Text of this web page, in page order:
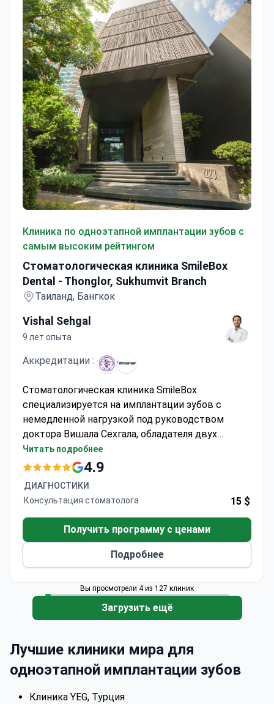
Клиника по одноэтапной имплантации зубов с
самым высоким рейтингом
Стоматологическая клиника SmileBox
Dental - Thonglor, Sukhumvit Branch
Таиланд, Бангкок
Vishal Sehgal
9 лет опыта
Аккредитации :
Стоматологическая клиника SmileBox
специализируется на имплантации зубов с
немедленной нагрузкой под руководством
доктора Вишала Сехгала, обладателя двух
степеней магистра (MSc) в области
имплантологии и стоматологической хирургии
Махидол. Клиника сочетает передовые методы
с цифровым рабочим процессом для
эффективной установки имплантатов.
Читать подробнее
4.9
ДИАГНОСТИКИ
Консультация стоматолога
15 $
Получить программу с ценами
Подробнее
Вы просмотрели 4 из 127 клиник
Загрузить ещё
Лучшие клиники мира для
одноэтапной имплантации зубов
Клиника YEG, Турция